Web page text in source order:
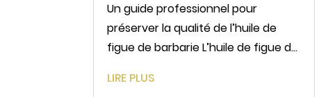
Un guide professionnel pour
préserver la qualité de l’huile de
figue de barbarie L’huile de figue de
bienfaits, est l’une des huiles
LIRE PLUS